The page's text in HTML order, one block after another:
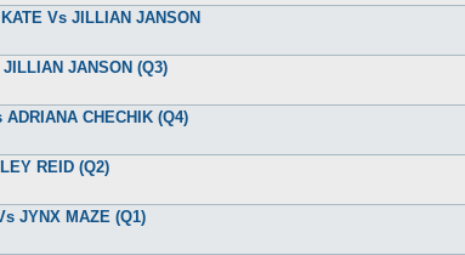
Vs JILLIAN JANSON
JANSON (Q3)
CHECHIK (Q4)
REID (Q2)
JYNX MAZE (Q1)